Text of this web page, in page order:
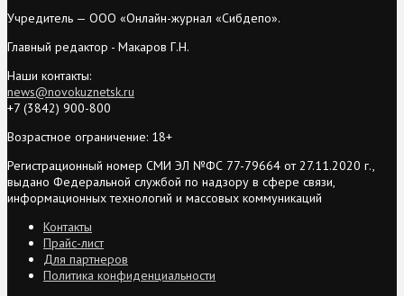
Учредитель — ООО «Онлайн-журнал «Сибдепо».
Главный редактор - Макаров Г.Н.
Наши контакты:
news@novokuznetsk.ru
+7 (3842) 900-800
Возрастное ограничение: 18+
Регистрационный номер СМИ ЭЛ №ФС 77-79664 от 27.11.2020 г.,
выдано Федеральной службой по надзору в сфере связи,
информационных технологий и массовых коммуникаций
Контакты
Прайс-лист
Для партнеров
Политика конфиденциальности